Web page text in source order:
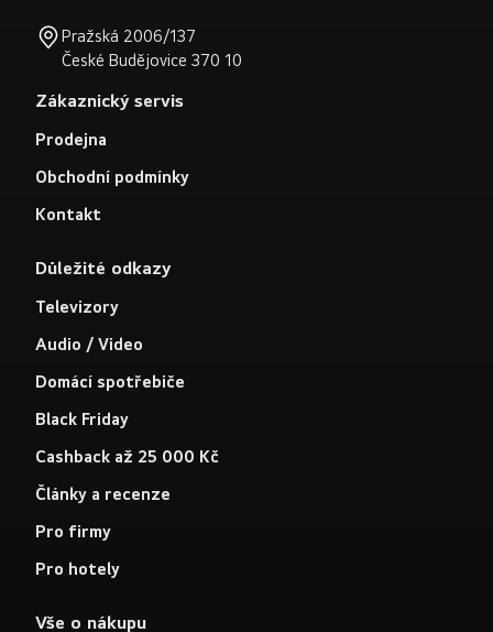
Pražská 2006/137
České Budějovice 370 10
Zákaznický servis
Prodejna
Obchodní podmínky
Kontakt
Důležité odkazy
Televizory
Audio / Video
Domácí spotřebiče
Black Friday
Cashback až 25 000 Kč
Články a recenze
Pro firmy
Pro hotely
Vše o nákupu